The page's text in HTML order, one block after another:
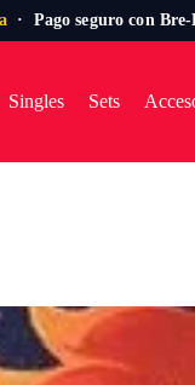
· Pago seguro con
Singles Sets